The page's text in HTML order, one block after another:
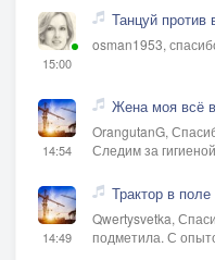
15:00
Танцуй против
osman1953,
14:54
Жена моя всё
OrangutanG,
Следим за
14:49
Трактор в поле
Qwertysvetka,
подметила. С